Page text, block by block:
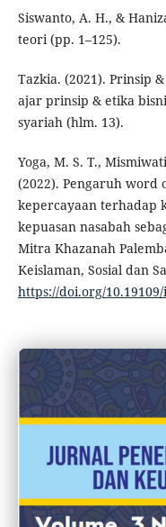
Siswanto, A. H., &
teori (pp. 1–125).
Tazkia. (2021). Prinsip
ajar prinsip & etika
syariah (hlm. 13).
Yoga, M. S. T.,
(2022). Pengaruh word
kepercayaan terhadap
kepuasan nasabah
Mitra Khazanah
Keislaman, Sosial dan
https://doi.org/